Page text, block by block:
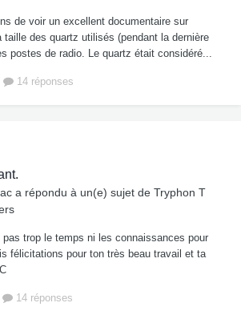
de voir un excellent documentaire sur
taille des quartz utilisés (pendant la dernière
postes de radio. Le quartz était considéré...
14 réponses
a répondu à un(e) sujet de Tryphon T
pas trop le temps ni les connaissances pour
félicitations pour ton très beau travail et ta
14 réponses